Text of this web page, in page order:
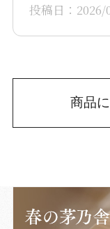
投稿日：2026/
商品